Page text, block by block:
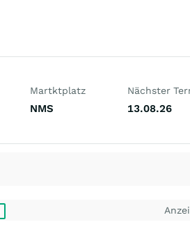
Martktplatz
NMS
Nächster
13.08.26